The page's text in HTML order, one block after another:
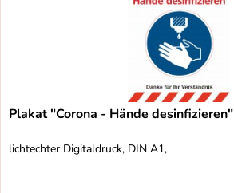
Plakat "Corona - Hände desinfizieren"
lichtechter Digitaldruck, DIN A1,